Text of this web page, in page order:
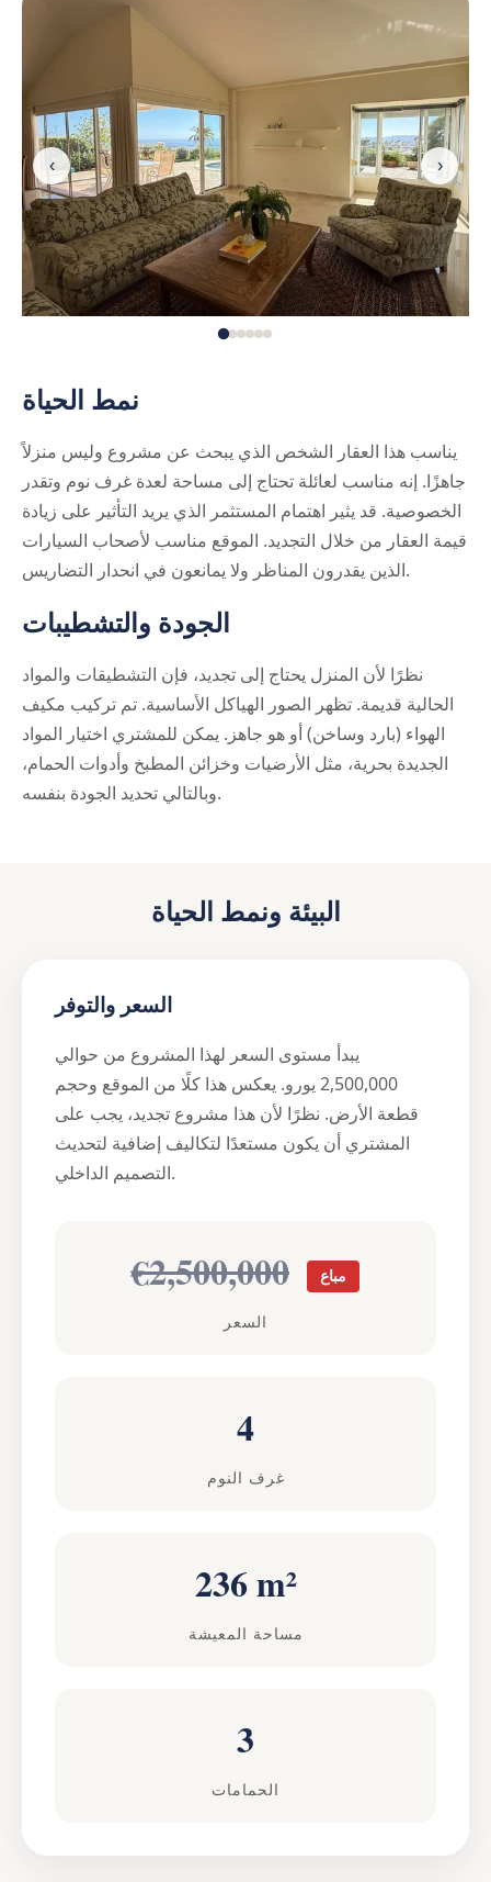
نمط الحياة
يناسب هذا العقار الشخص الذي يبحث عن مشروع وليس منزلاً
جاهزًا. إنه مناسب لعائلة تحتاج إلى مساحة لعدة غرف نوم وتقدر
الخصوصية. قد يثير اهتمام المستثمر الذي يريد التأثير على زيادة
قيمة العقار من خلال التجديد. الموقع مناسب لأصحاب السيارات
الذين يقدرون المناظر ولا يمانعون في انحدار التضاريس.
الجودة والتشطيبات
نظرًا لأن المنزل يحتاج إلى تجديد، فإن التشطيقات والمواد
الحالية قديمة. تظهر الصور الهياكل الأساسية. تم تركيب مكيف
الهواء (بارد وساخن) أو هو جاهز. يمكن للمشتري اختيار المواد
الجديدة بحرية، مثل الأرضيات وخزائن المطبخ وأدوات الحمام،
وبالتالي تحديد الجودة بنفسه.
‹ ›
البيئة ونمط الحياة
السعر والتوفر
يبدأ مستوى السعر لهذا المشروع من حوالي
2,500,000 يورو. يعكس هذا كلًا من الموقع وحجم
قطعة الأرض. نظرًا لأن هذا مشروع تجديد، يجب على
المشتري أن يكون مستعدًا لتكاليف إضافية لتحديث
التصميم الداخلي.
€2,500,000 مباع
السعر
4
غرف النوم
236 m²
مساحة المعيشة
3
الحمامات